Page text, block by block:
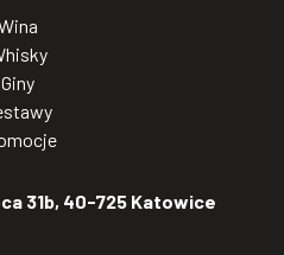
Giny
31b, 40-725 Katowice